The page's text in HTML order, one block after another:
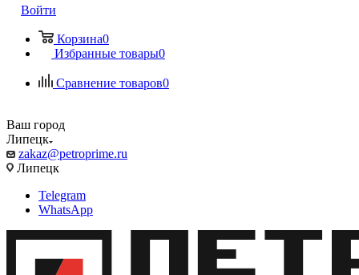
Войти
Корзина0
Избранные товары0
Сравнение товаров0
Ваш город
Липецк
zakaz@petroprime.ru
Липецк
Telegram
WhatsApp